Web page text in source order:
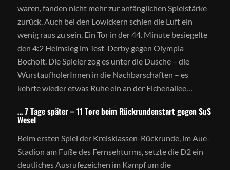
waren, fanden nicht mehr zur anfänglichen Spielstärke
zurück. Auch bei den Lowickern schien die Luft ein
wenig raus zu sein. Ein Tor in der 44. Minute besiegelte
den 4:2 Heimsieg im Test-Derby gegen Olympia
Bocholt. Die Spieler zog es unter die Dusche – die
WurstaufholerInnen in die Nachbarschaften – es
kehrte wieder etwas Ruhe ein an der Eichenallee…
… 7 Tage später – 11 Tore beim Rückrundenstart gegen SuS
Wesel
Beim ersten Spiel der Kreisklassen-Rückrunde, im Aue-
Stadion am Fuße des Fernsehturms, setzte die D2 ein
deutliches Ausrufezeichen im Kampf um die